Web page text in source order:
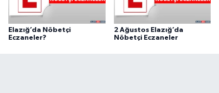
Elazığ’da Nöbetçi
Eczaneler?
2 Ağustos Elazığ’da
Nöbetçi Eczaneler